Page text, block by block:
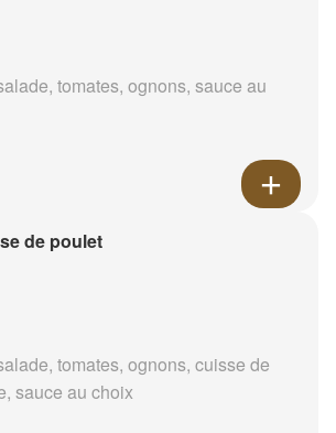
tomates, ognons, sauce au
de poulet
tomates, ognons, cuisse de
sauce au choix